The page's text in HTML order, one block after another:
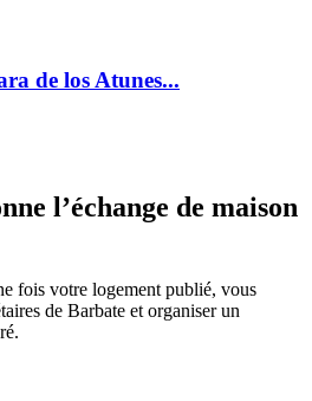
de los Atunes...
l’échange de maison
fois votre logement publié, vous
de Barbate et organiser un